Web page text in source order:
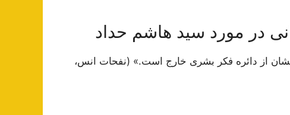
در مورد سید هاشم حداد
از دائره فكر بشرى خارج است.» (نفحات انس،